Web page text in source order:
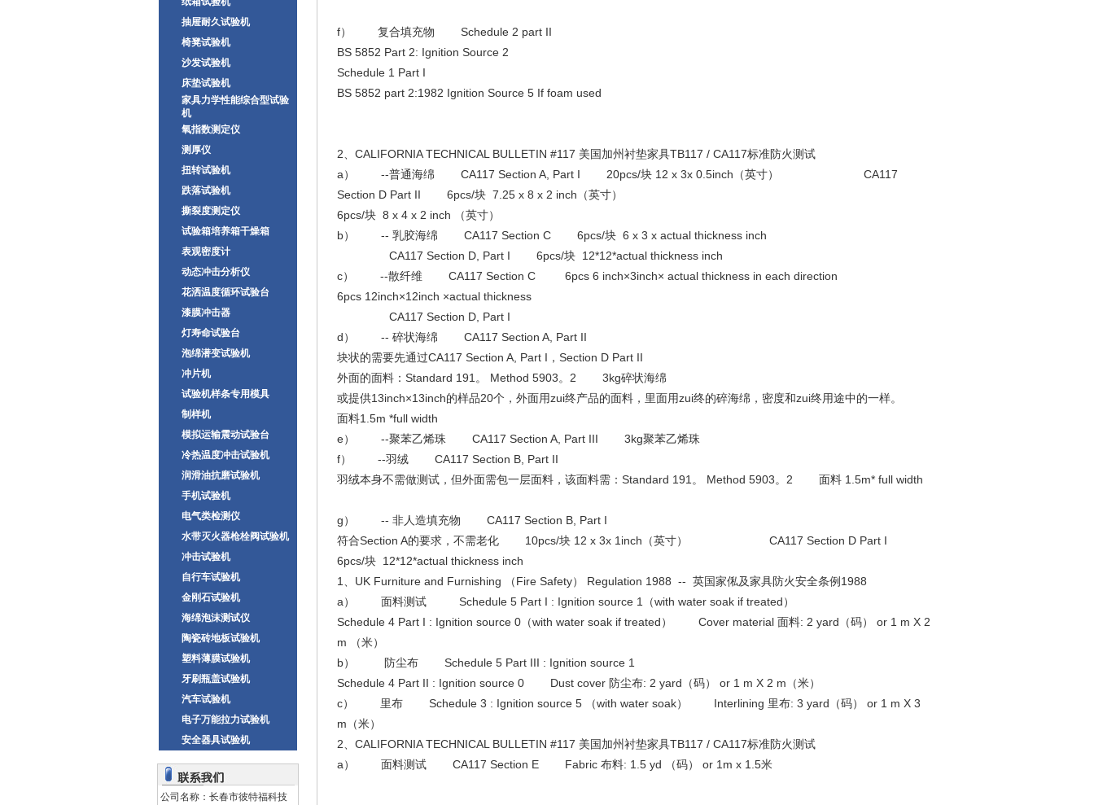
抽屉耐久试验机
椅凳试验机
沙发试验机
床垫试验机
家具力学性能综合型试验
机
氧指数测定仪
测厚仪
扭转试验机
跌落试验机
撕裂度测定仪
试验箱培养箱干燥箱
表观密度计
动态冲击分析仪
花洒温度循环试验台
漆膜冲击器
灯寿命试验台
泡绵潜变试验机
冲片机
试验机样条专用模具
制样机
模拟运输震动试验台
冷热温度冲击试验机
润滑油抗磨试验机
手机试验机
电气类检测仪
水带灭火器枪栓阀试验机
冲击试验机
自行车试验机
金刚石试验机
海绵泡沫测试仪
陶瓷砖地板试验机
塑料薄膜试验机
牙刷瓶盖试验机
汽车试验机
电子万能拉力试验机
安全器具试验机
公司名称：长春市彼特福科技
f） 复合填充物 Schedule 2 part II
BS 5852 Part 2: Ignition Source 2
Schedule 1 Part I
BS 5852 part 2:1982 Ignition Source 5 If foam used
2、CALIFORNIA TECHNICAL BULLETIN #117 美国加州衬垫家具TB117 / CA117标准防火测试
a） --普通海绵 CA117 Section A, Part I 20pcs/块 12 x 3x 0.5inch（英寸） CA117
Section D Part II 6pcs/块 7.25 x 8 x 2 inch（英寸）
6pcs/块 8 x 4 x 2 inch （英寸）
b） -- 乳胶海绵 CA117 Section C 6pcs/块 6 x 3 x actual thickness inch
CA117 Section D, Part I 6pcs/块 12*12*actual thickness inch
c） --散纤维 CA117 Section C 6pcs 6 inch×3inch× actual thickness in each direction
6pcs 12inch×12inch ×actual thickness
CA117 Section D, Part I
d） -- 碎状海绵 CA117 Section A, Part II
块状的需要先通过CA117 Section A, Part I，Section D Part II
外面的面料：Standard 191。 Method 5903。2 3kg碎状海绵
或提供13inch×13inch的样品20个，外面用zui终产品的面料，里面用zui终的碎海绵，密度和zui终用途中的一样。
面料1.5m *full width
e） --聚苯乙烯珠 CA117 Section A, Part III 3kg聚苯乙烯珠
f） --羽绒 CA117 Section B, Part II
羽绒本身不需做测试，但外面需包一层面料，该面料需：Standard 191。 Method 5903。2 面料 1.5m* full width
g） -- 非人造填充物 CA117 Section B, Part I
符合Section A的要求，不需老化 10pcs/块 12 x 3x 1inch（英寸） CA117 Section D Part I
6pcs/块 12*12*actual thickness inch
1、UK Furniture and Furnishing （Fire Safety） Regulation 1988 -- 英国家俬及家具防火安全条例1988
a） 面料测试 Schedule 5 Part I : Ignition source 1（with water soak if treated）
Schedule 4 Part I : Ignition source 0（with water soak if treated） Cover material 面料: 2 yard（码） or 1 m X 2
m （米）
b） 防尘布 Schedule 5 Part III : Ignition source 1
Schedule 4 Part II : Ignition source 0 Dust cover 防尘布: 2 yard（码） or 1 m X 2 m（米）
c） 里布 Schedule 3 : Ignition source 5 （with water soak） Interlining 里布: 3 yard（码） or 1 m X 3
m（米）
2、CALIFORNIA TECHNICAL BULLETIN #117 美国加州衬垫家具TB117 / CA117标准防火测试
a） 面料测试 CA117 Section E Fabric 布料: 1.5 yd （码） or 1m x 1.5米